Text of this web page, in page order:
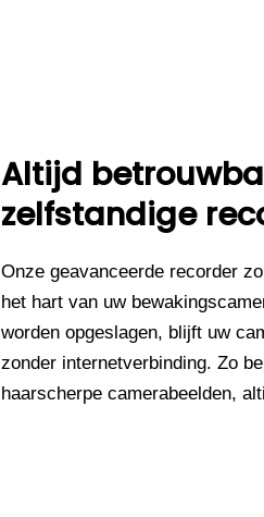
Altijd
zelfstandige
Onze geavanceerde recorder
het hart van uw
worden opgeslagen, blijft uw
zonder internetverbinding. Zo
haarscherpe camerabeelden,